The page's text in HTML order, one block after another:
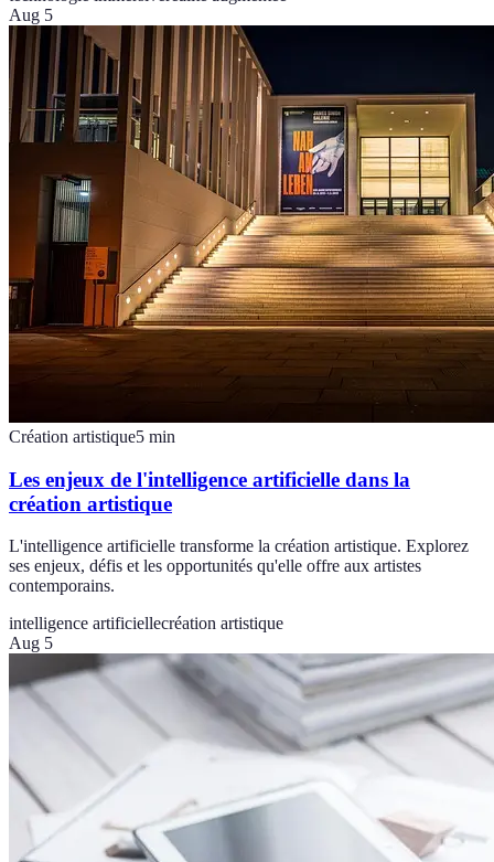
Aug 5
Création artistique5 min
Les enjeux de l'intelligence artificielle dans la
création artistique
L'intelligence artificielle transforme la création artistique. Explorez
ses enjeux, défis et les opportunités qu'elle offre aux artistes
contemporains.
intelligence artificiellecréation artistique
Aug 5